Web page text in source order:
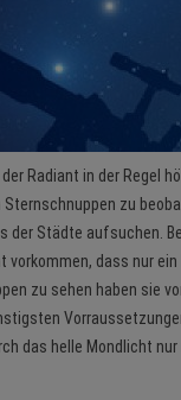
Radiant in der Regel
zu
der Städte aufsuchen.
vorkommen, dass nur
zu sehen haben sie
das helle Mondlicht